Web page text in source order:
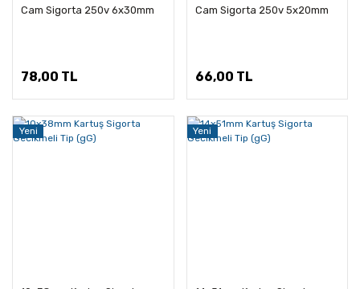
Cam Sigorta 250v 6x30mm
78,00 TL
Cam Sigorta 250v 5x20mm
66,00 TL
Yeni Yeni